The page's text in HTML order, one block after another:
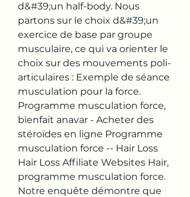
d&#39;un half-body. Nous
partons sur le choix d&#39;un
exercice de base par groupe
musculaire, ce qui va orienter le
choix sur des mouvements poli-
articulaires : Exemple de séance
musculation pour la force.
Programme musculation force,
bienfait anavar - Acheter des
stéroïdes en ligne Programme
musculation force -- Hair Loss
Hair Loss Affiliate Websites Hair,
programme musculation force.
Notre enquête démontre que